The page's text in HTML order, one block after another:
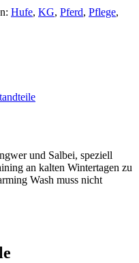
Hufe, KG, Pferd, Pflege,
und Salbei, speziell
an kalten Wintertagen zu
Wash muss nicht